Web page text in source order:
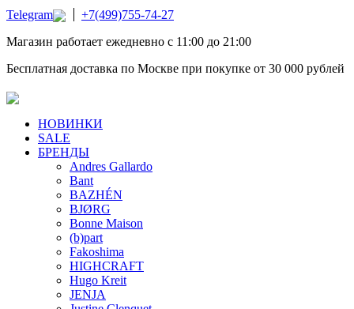
Telegram
+7(499)755-74-27
Магазин работает ежедневно с 11:00 до 21:00
Бесплатная доставка по Москве при покупке от 30 000 рублей
НОВИНКИ
SALE
БРЕНДЫ
Andres Gallardo
Bant
BAZHÉN
BJØRG
Bonne Maison
(b)part
Fakoshima
HIGHCRAFT
Hugo Kreit
JENJA